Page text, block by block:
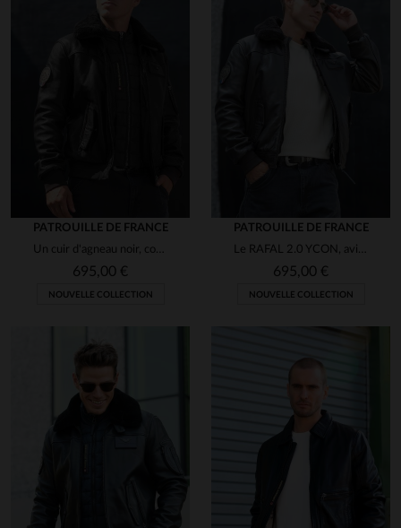
PATROUILLE DE FRANCE
Un cuir d'agneau noir, coupe aviateur, élégant et résistant.
695,00 €
NOUVELLE COLLECTION
PATROUILLE DE FRANCE
Le RAFAL 2.0 YCON, aviateur en cuir d'agneau souple signé Redskins.
695,00 €
NOUVELLE COLLECTION